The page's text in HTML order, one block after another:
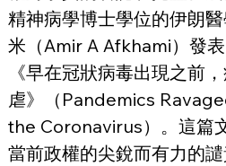
精神病學博士學位的伊朗
米（Amir A Afkhami）發
《早在冠狀病毒出現之前
虐》（Pandemics
the Coronavirus）。這篇
當前政權的尖銳而有力的